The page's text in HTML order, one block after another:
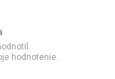
hodnotenie.